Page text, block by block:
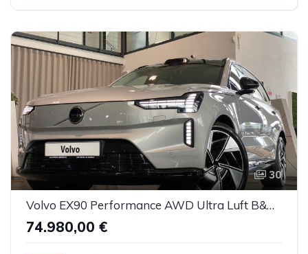
30
Volvo EX90 Performance AWD Ultra Luft B&W ACC AHK 7S
74.980,00 €